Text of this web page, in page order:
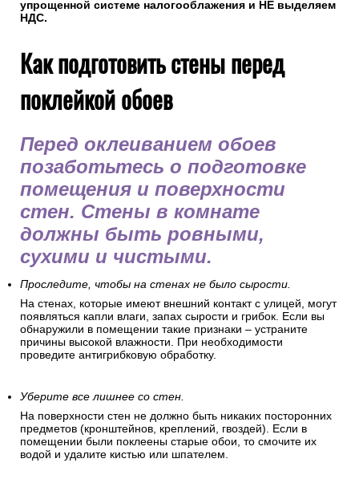
упрощенной системе налогооблажения и НЕ выделяем
НДС.
Как подготовить стены перед
поклейкой обоев
Перед оклеиванием обоев
позаботьтесь о подготовке
помещения и поверхности
стен. Стены в комнате
должны быть ровными,
сухими и чистыми.
Проследите, чтобы на стенах не было сырости.
На стенах, которые имеют внешний контакт с улицей, могут
появляться капли влаги, запах сырости и грибок. Если вы
обнаружили в помещении такие признаки – устраните
причины высокой влажности. При необходимости
проведите антигрибковую обработку.
Уберите все лишнее со стен.
На поверхности стен не должно быть никаких посторонних
предметов (кронштейнов, креплений, гвоздей). Если в
помещении были поклеены старые обои, то смочите их
водой и удалите кистью или шпателем.